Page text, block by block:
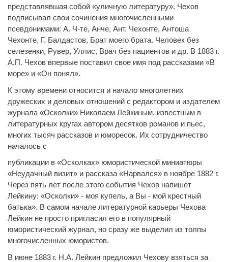
представлявшая собой «уличную литературу». Чехов
подписывал свои сочинения многочисленными
псевдонимами: А. Ч-те, Анче, Ант. Чехонте, Антоша
Чехонте, Г. Балдастов, Брат моего брата. Человек без
селезенки, Рувер, Уллис, Врач без пациентов и др. В 1883 г.
А.П. Чехов впервые поставил свое имя под рассказами «В
море» и «Он понял».
К этому времени относится и начало многолетних
дружеских и деловых отношений с редактором и издателем
журнала «Осколки» Николаем Лейкиным, известным в
литературных кругах автором десятков романов и пьес,
многих тысяч рассказов и юморесок. Их сотрудничество
началось с
публикации в «Осколках» юмористической миниатюры
«Неудачный визит» и рассказа «Нарвался» в ноябре 1882 г.
Через пять лет после этого события Чехов напишет
Лейкину: «Осколки» - моя купель, а Вы - мой крестный
батька». В самом начале литературной карьеры Чехова
Лейкин не просто пригласил его в популярный
юмористический журнал, но сразу же выделил из толпы
многочисленных юмористов.
В июне 1883 г. Н.А. Лейкин предложил Чехову взяться за